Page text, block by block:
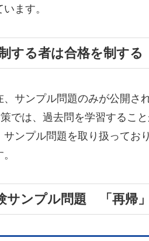
ます。
する者は合格を制する
、サンプル問題のみが公開さ
では、過去問を学習するこ
サンプル問題を取り扱ってお
サンプル問題 「再帰